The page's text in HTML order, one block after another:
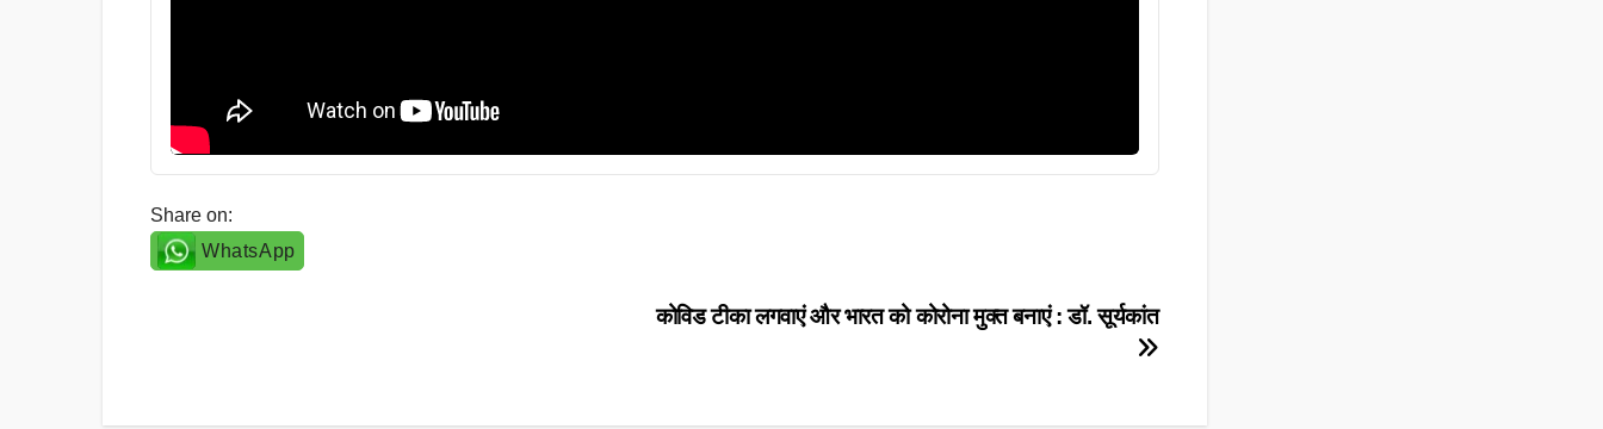
Share on:
WhatsApp
कोविड टीका लगवाएं और भारत को कोरोना मुक्त बनाएं : डॉ. सूर्यकांत